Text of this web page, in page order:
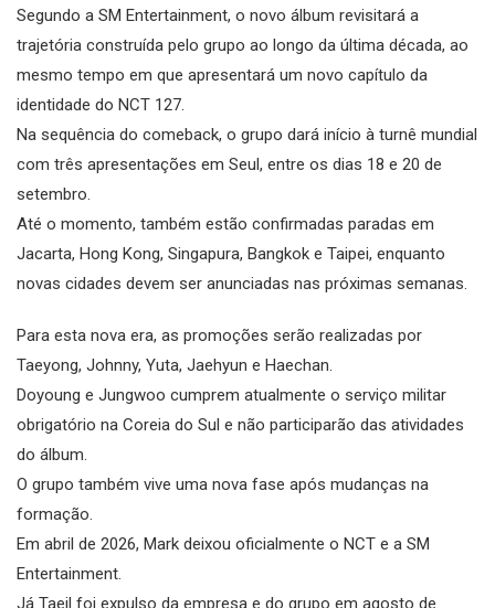
Segundo a SM Entertainment, o novo álbum revisitará a
trajetória construída pelo grupo ao longo da última década, ao
mesmo tempo em que apresentará um novo capítulo da
identidade do NCT 127.
Na sequência do comeback, o grupo dará início à turnê mundial
com três apresentações em Seul, entre os dias 18 e 20 de
setembro.
Até o momento, também estão confirmadas paradas em
Jacarta, Hong Kong, Singapura, Bangkok e Taipei, enquanto
novas cidades devem ser anunciadas nas próximas semanas.
Para esta nova era, as promoções serão realizadas por
Taeyong, Johnny, Yuta, Jaehyun e Haechan.
Doyoung e Jungwoo cumprem atualmente o serviço militar
obrigatório na Coreia do Sul e não participarão das atividades
do álbum.
O grupo também vive uma nova fase após mudanças na
formação.
Em abril de 2026, Mark deixou oficialmente o NCT e a SM
Entertainment.
Já Taeil foi expulso da empresa e do grupo em agosto de